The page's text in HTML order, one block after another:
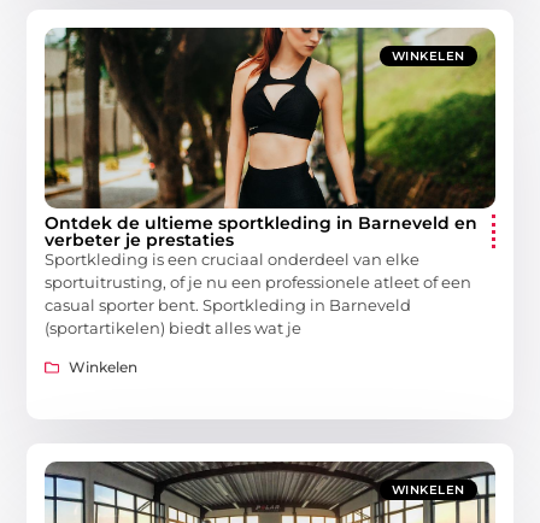
WINKELEN
Ontdek de ultieme sportkleding in Barneveld en
verbeter je prestaties
Sportkleding is een cruciaal onderdeel van elke
sportuitrusting, of je nu een professionele atleet of een
casual sporter bent. Sportkleding in Barneveld
(sportartikelen) biedt alles wat je
Winkelen
WINKELEN